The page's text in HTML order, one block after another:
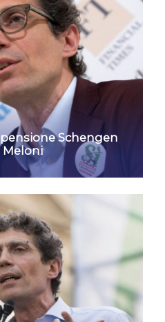
Schengen
Meloni